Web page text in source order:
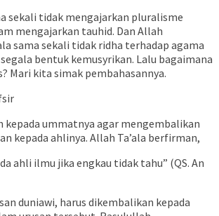
sekali tidak mengajarkan pluralisme
mengajarkan tauhid. Dan Allah
sama sekali tidak ridha terhadap agama
bentuk kemusyrikan. Lalu bagaimana
Mari kita simak pembahasannya.
kepada ummatnya agar mengembalikan
kepada ahlinya. Allah Ta’ala berfirman,
ahli ilmu jika engkau tidak tahu” (QS. An
duniawi, harus dikembalikan kepada